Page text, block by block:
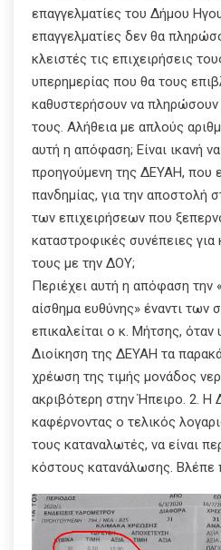
επαγγελματίες του Δήμου
επαγγελματίες δεν θα
κλειστές τις επιχειρήσεις
υπερημερίας που θα τους
καθυστερήσουν να πληρώσουν
τους. Αλήθεια με απλούς
αυτή η απόφαση; Είναι ικανή
προηγούμενη της ΔΕΥΑΗ, που
πανδημίας, για την αποστολή
των επιχειρήσεων που
καταστροφικές συνέπειες
τους με την ΔΟΥ;
Περιέχει αυτή η απόφαση την
αίσθημα ευθύνης» έναντι των
επικαλείται ο κ. Μήτσης, όταν
Διοίκηση της ΔΕΥΑΗ τα
χρέωση της τιμής μονάδος
ακριβότερη στην Ήπειρο. 2.
καφέρνοντας ο τελικός
τους καταναλωτές, να είναι
κόστους κατανάλωσης. Βλέπε